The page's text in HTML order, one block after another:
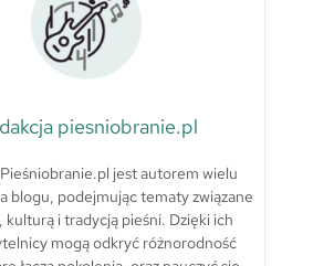
piesniobranie.pl
jest autorem wielu
blogu, podejmując tematy związane
kulturą i tradycją pieśni. Dzięki ich
mogą odkryć różnorodność